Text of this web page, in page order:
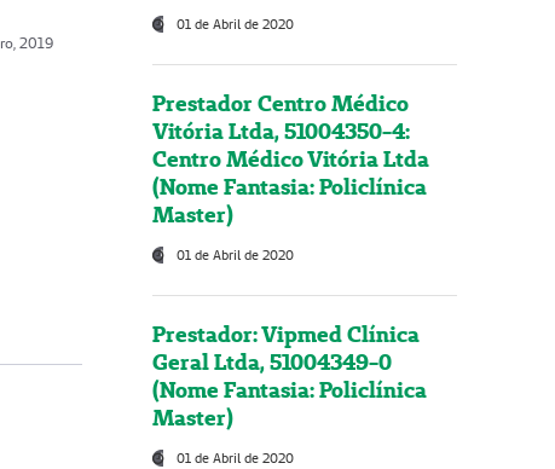
2019
01 de Abril de 2020
Prestador Centro Médico
Vitória Ltda, 51004350-4:
Centro Médico Vitória Ltda
(Nome Fantasia: Policlínica
Master)
01 de Abril de 2020
Prestador: Vipmed Clínica
Geral Ltda, 51004349-0
(Nome Fantasia: Policlínica
Master)
01 de Abril de 2020